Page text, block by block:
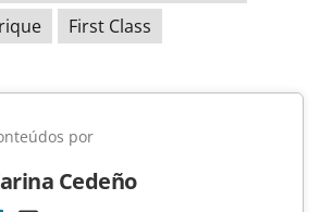
First Class
por
Cedeño